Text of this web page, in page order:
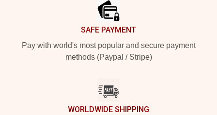
SAFE PAYMENT
Pay with world's most popular and secure payment
methods (Paypal / Stripe)
WORLDWIDE SHIPPING